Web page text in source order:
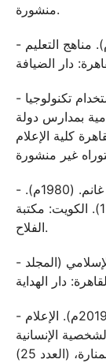
منشورة.
- سعيد السعيد، ومحمود الناقة. (2008م). مناهج التعليم
- شريفة رحمة االله سليمان. (2013م). استخدام تكنولوجيا
بمدارس دولة
كلية الإعلام
- صديق عبد العظيم أبو حسن، ومحمد نبيل غانم. (1980م).
دراسات في السنة النبوية الشريفة (المجلد 1). الكويت: مكتبة
الفلاح.
- طه جابر العلواني. (2001م). إصلاح الفكر الإسلامي (المجلد
- عبد الرؤوف بني عيسى، وهيفاء الفوارس. (2019م). الإعلام
الإنسانية